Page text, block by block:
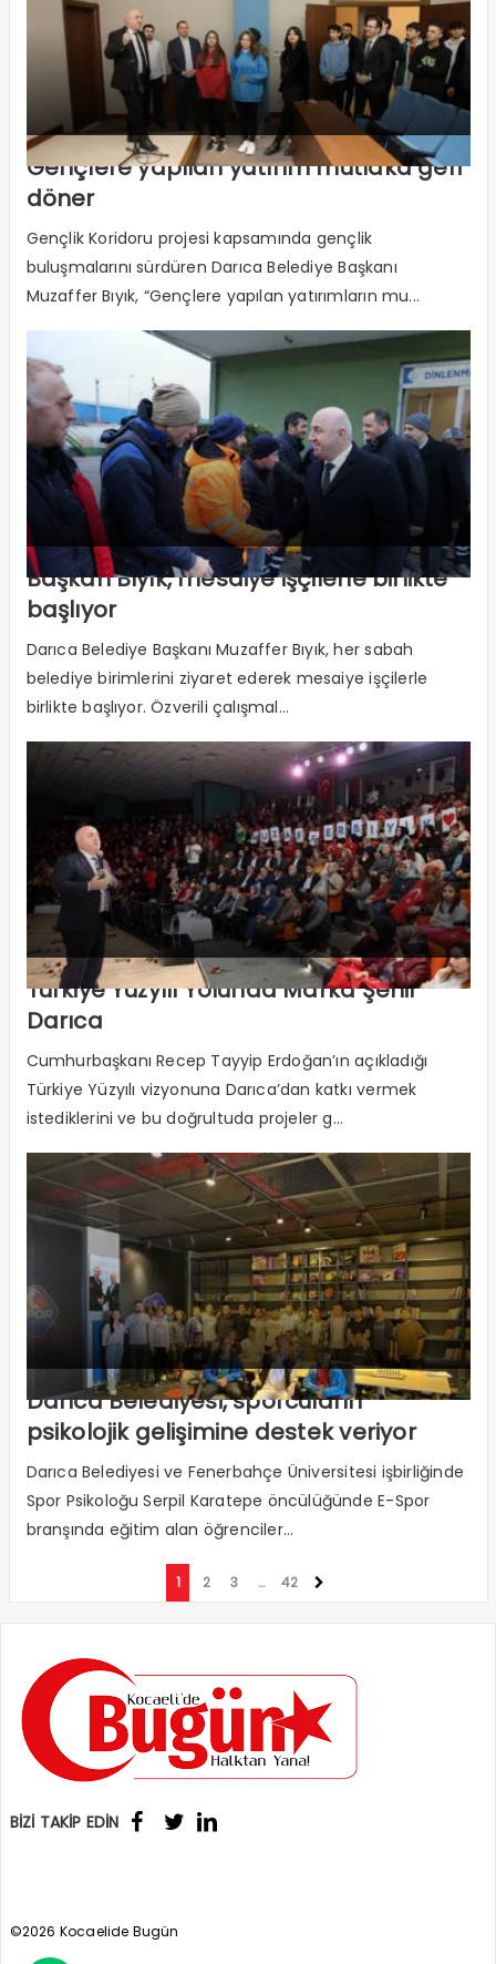
Gençlere yapılan yatırım mutlaka geri
döner
Gençlik Koridoru projesi kapsamında gençlik
buluşmalarını sürdüren Darıca Belediye Başkanı
Muzaffer Bıyık, “Gençlere yapılan yatırımların mu...
Başkan Bıyık, mesaiye işçilerle birlikte
başlıyor
Darıca Belediye Başkanı Muzaffer Bıyık, her sabah
belediye birimlerini ziyaret ederek mesaiye işçilerle
birlikte başlıyor. Özverili çalışmal...
Türkiye Yüzyılı Yolunda Marka Şehir
Darıca
Cumhurbaşkanı Recep Tayyip Erdoğan’ın açıkladığı
Türkiye Yüzyılı vizyonuna Darıca’dan katkı vermek
istediklerini ve bu doğrultuda projeler g...
Darıca Belediyesi, sporcuların
psikolojik gelişimine destek veriyor
Darıca Belediyesi ve Fenerbahçe Üniversitesi işbirliğinde
Spor Psikoloğu Serpil Karatepe öncülüğünde E-Spor
branşında eğitim alan öğrenciler...
1 2 3 … 42
BİZİ TAKİP EDİN
©2026 Kocaelide Bugün